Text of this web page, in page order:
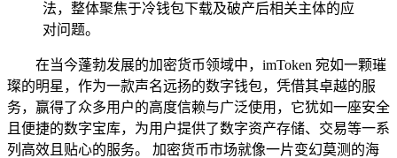
法，整体聚焦于冷钱包下载及破产后相关主体的应
对问题。
在当今蓬勃发展的加密货币领域中，imToken 宛如一颗璀
璨的明星，作为一款声名远扬的数字钱包，凭借其卓越的服
务，赢得了众多用户的高度信赖与广泛使用，它犹如一座安全
且便捷的数字宝库，为用户提供了数字资产存储、交易等一系
列高效且贴心的服务。 加密货币市场就像一片变幻莫测的海